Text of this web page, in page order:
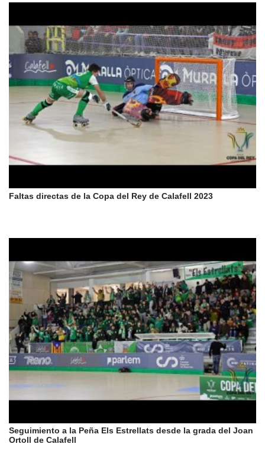
Faltas directas de la Copa del Rey de Calafell 2023
Seguimiento a la Peña Els Estrellats desde la grada del Joan
Ortoll de Calafell